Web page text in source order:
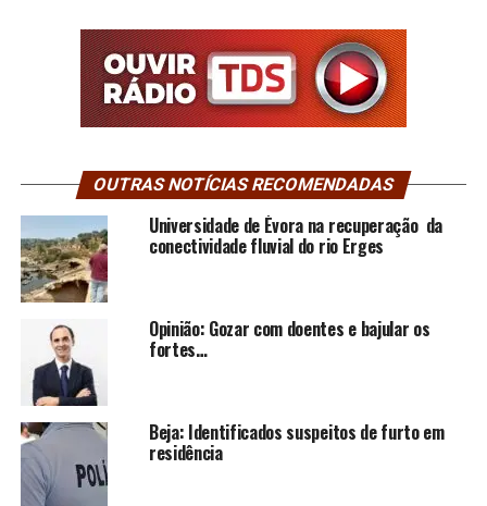
OUTRAS NOTÍCIAS RECOMENDADAS
Universidade de Évora na recuperação da
conectividade fluvial do rio Erges
Opinião: Gozar com doentes e bajular os
fortes…
Beja: Identificados suspeitos de furto em
residência